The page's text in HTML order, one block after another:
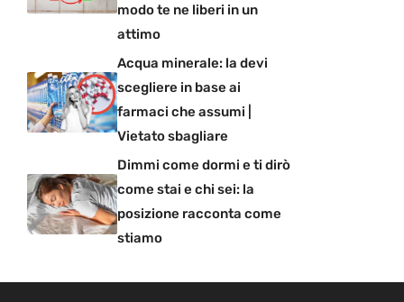
modo te ne liberi in un
attimo
Acqua minerale: la devi
scegliere in base ai
farmaci che assumi |
Vietato sbagliare
Dimmi come dormi e ti dirò
come stai e chi sei: la
posizione racconta come
stiamo